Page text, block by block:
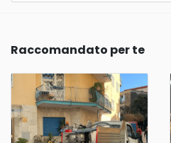
Raccomandato per te